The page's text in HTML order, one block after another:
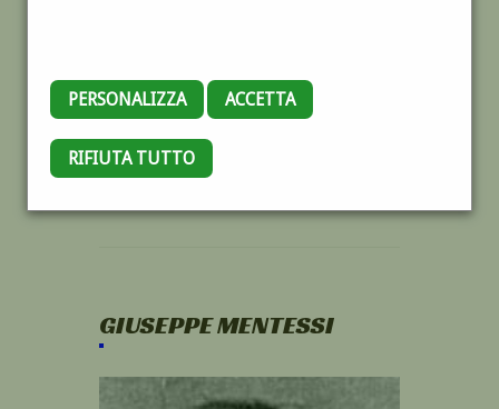
PERSONALIZZA ACCETTA
RIFIUTA TUTTO
GIUSEPPE MENTESSI